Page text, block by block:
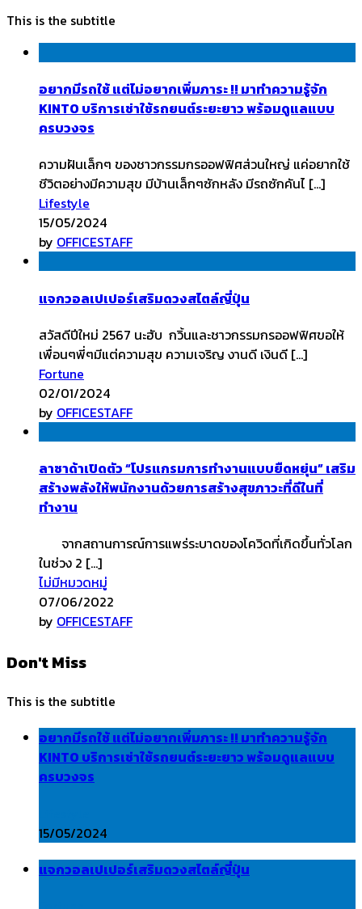
This is the subtitle
อยากมีรถใช้ แต่ไม่อยากเพิ่มภาระ !! มาทำความรู้จัก
KINTO บริการเช่าใช้รถยนต์ระยะยาว พร้อมดูแลแบบ
ครบวงจร
ความฝันเล็กๆ ของชาวกรรมกรออฟฟิศส่วนใหญ่ แค่อยากใช้
ชีวิตอย่างมีความสุข มีบ้านเล็กๆซักหลัง มีรถซักคันไ […]
Lifestyle
15/05/2024
by OFFICESTAFF
แจกวอลเปเปอร์เสริมดวงสไตล์ญี่ปุ่น
สวัสดีปีใหม่ 2567 นะฮับ กวิ้นและชาวกรรมกรออฟฟิศขอให้
เพื่อนๆพี่ๆมีแต่ความสุข ความเจริญ งานดี เงินดี […]
Fortune
02/01/2024
by OFFICESTAFF
ลาซาด้าเปิดตัว “โปรแกรมการทำงานแบบยืดหยุ่น” เสริม
สร้างพลังให้พนักงานด้วยการสร้างสุขภาวะที่ดีในที่
ทำงาน
จากสถานการณ์การแพร่ระบาดของโควิดที่เกิดขึ้นทั่วโลก
ในช่วง 2 […]
ไม่มีหมวดหมู่
07/06/2022
by OFFICESTAFF
Don't Miss
This is the subtitle
อยากมีรถใช้ แต่ไม่อยากเพิ่มภาระ !! มาทำความรู้จัก
KINTO บริการเช่าใช้รถยนต์ระยะยาว พร้อมดูแลแบบ
ครบวงจร
15/05/2024
แจกวอลเปเปอร์เสริมดวงสไตล์ญี่ปุ่น